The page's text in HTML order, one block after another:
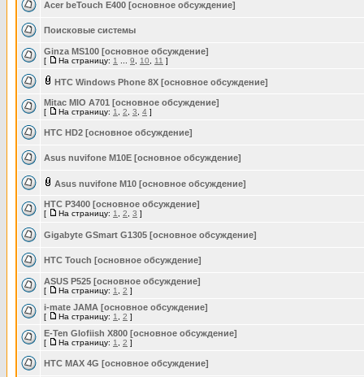
Acer beTouch E400 [основное обсуждение]
Поисковые системы
Ginza MS100 [основное обсуждение]
[ На страницу: 1 9 10 11 ]
HTC Windows Phone 8X [основное обсуждение]
Mitac MIO A701 [основное обсуждение]
[ На страницу: 1 2 3 4 ]
HTC HD2 [основное обсуждение]
Asus nuvifone M10E [основное обсуждение]
Asus nuvifone M10 [основное обсуждение]
HTC P3400 [основное обсуждение]
[ На страницу: 1 2 3 ]
Gigabyte GSmart G1305 [основное обсуждение]
HTC Touch [основное обсуждение]
ASUS P525 [основное обсуждение]
[ На страницу: 1 2 ]
i-mate JAMA [основное обсуждение]
[ На страницу: 1 2 ]
E-Ten Glofiish X800 [основное обсуждение]
[ На страницу: 1 2 ]
HTC MAX 4G [основное обсуждение]